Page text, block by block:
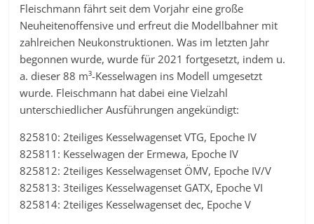
Fleischmann fährt seit dem Vorjahr eine große
Neuheitenoffensive und erfreut die Modellbahner mit
zahlreichen Neukonstruktionen. Was im letzten Jahr
begonnen wurde, wurde für 2021 fortgesetzt, indem u.
a. dieser 88 m³-Kesselwagen ins Modell umgesetzt
wurde. Fleischmann hat dabei eine Vielzahl
unterschiedlicher Ausführungen angekündigt:
825810: 2teiliges Kesselwagenset VTG, Epoche IV
825811: Kesselwagen der Ermewa, Epoche IV
825812: 2teiliges Kesselwagenset ÖMV, Epoche IV/V
825813: 3teiliges Kesselwagenset GATX, Epoche VI
825814: 2teiliges Kesselwagenset dec, Epoche V